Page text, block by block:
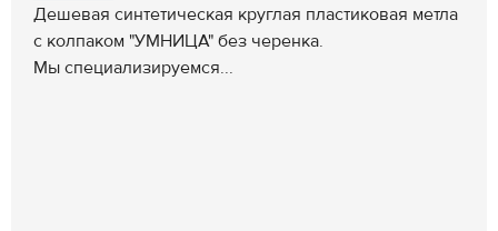
Дешевая синтетическая круглая пластиковая метла
с колпаком "УМНИЦА" без черенка.
Мы специализируемся...